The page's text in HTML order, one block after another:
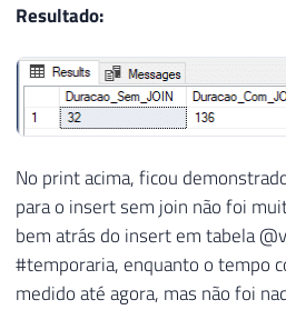
40
41
42
43
45
46
47
48
49
BEGIN
-- Teste simples
INSERT INTO
SET @Contador +=
END
Resultado:
No print acima, ficou
para o insert sem join não foi
bem atrás do insert em tabela
#temporaria, enquanto o tempo
medido até agora, mas não foi